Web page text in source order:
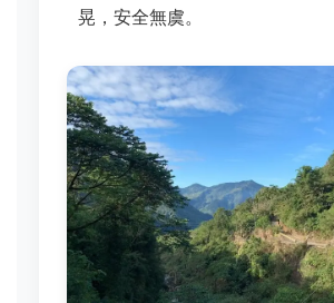
晃，安全無虞。